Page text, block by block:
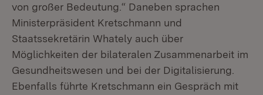
von großer Bedeutung.“ Daneben sprachen
Ministerpräsident Kretschmann und
Staatssekretärin Whately auch über
Möglichkeiten der bilateralen Zusammenarbeit im
Gesundheitswesen und bei der Digitalisierung.
Ebenfalls führte Kretschmann ein Gespräch mit